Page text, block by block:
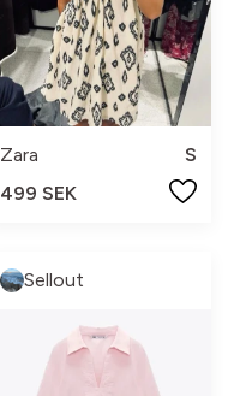
Zara
S
499 SEK
Sellout